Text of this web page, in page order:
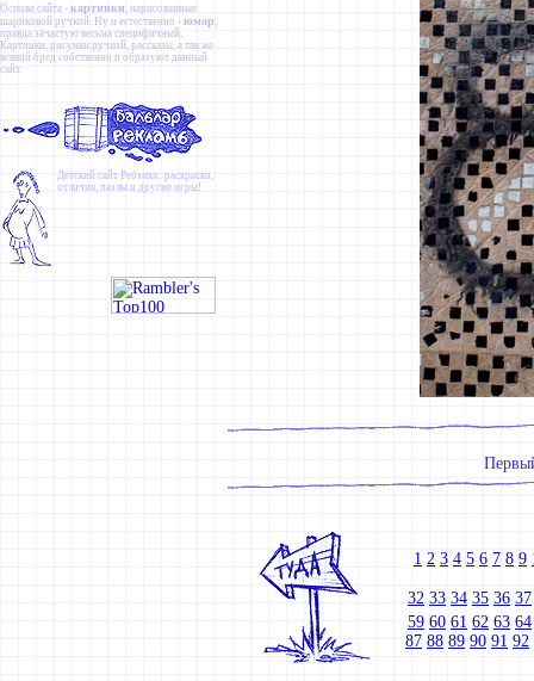
Основа сайта - картинки , нарисованные
шариковой ручкой. Ну и естественно - юмор ,
правда зачастую весьма специфичный.
Картинки, рисунки ручкой, рассказы, а так же
всякий бред собственно и образуют данный
сайт.
Детский сайт Ребзики: раскраски,
отличия, пазлы и другие игры!
1 2 3 4 5 6 7 8 9
32 33 34 35 36 37
59 60 61 62 63 64
87 88 89 90 91 92